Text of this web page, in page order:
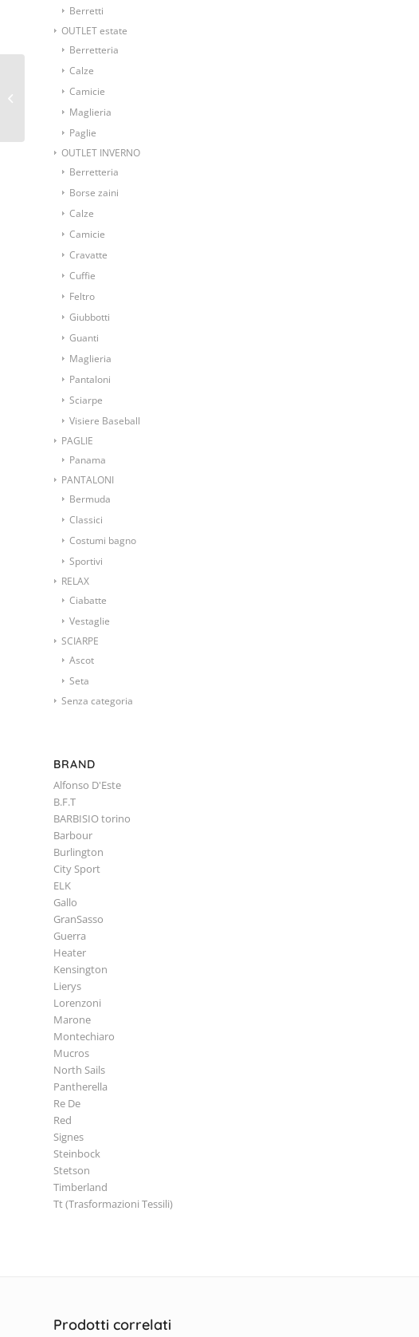
Berretti
OUTLET estate
Berretteria
Calze
Camicie
Maglieria
Paglie
OUTLET INVERNO
Berretteria
Borse zaini
Calze
Camicie
Cravatte
Cuffie
Feltro
Giubbotti
Guanti
Maglieria
Pantaloni
Sciarpe
Visiere Baseball
PAGLIE
Panama
PANTALONI
Bermuda
Classici
Costumi bagno
Sportivi
RELAX
Ciabatte
Vestaglie
SCIARPE
Ascot
Seta
Senza categoria
BRAND
Alfonso D'Este
B.F.T
BARBISIO torino
Barbour
Burlington
City Sport
ELK
Gallo
GranSasso
Guerra
Heater
Kensington
Lierys
Lorenzoni
Marone
Montechiaro
Mucros
North Sails
Pantherella
Re De
Red
Signes
Steinbock
Stetson
Timberland
Tt (Trasformazioni Tessili)
Prodotti correlati
Cravatta fantasia
fiorellino bicolore rosso